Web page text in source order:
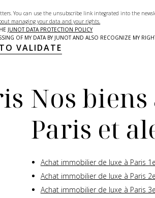
You can use the unsubscribe link integrated into the
managing your data and your rights.
JUNOT DATA PROTECTION POLICY
OF MY DATA BY JUNOT AND ALSO RECOGNIZE MY
TO VALIDATE
Nos
Paris et
Achat immobilier de luxe à Paris
Achat immobilier de luxe à Paris 2e
Achat immobilier de luxe à Paris 3e